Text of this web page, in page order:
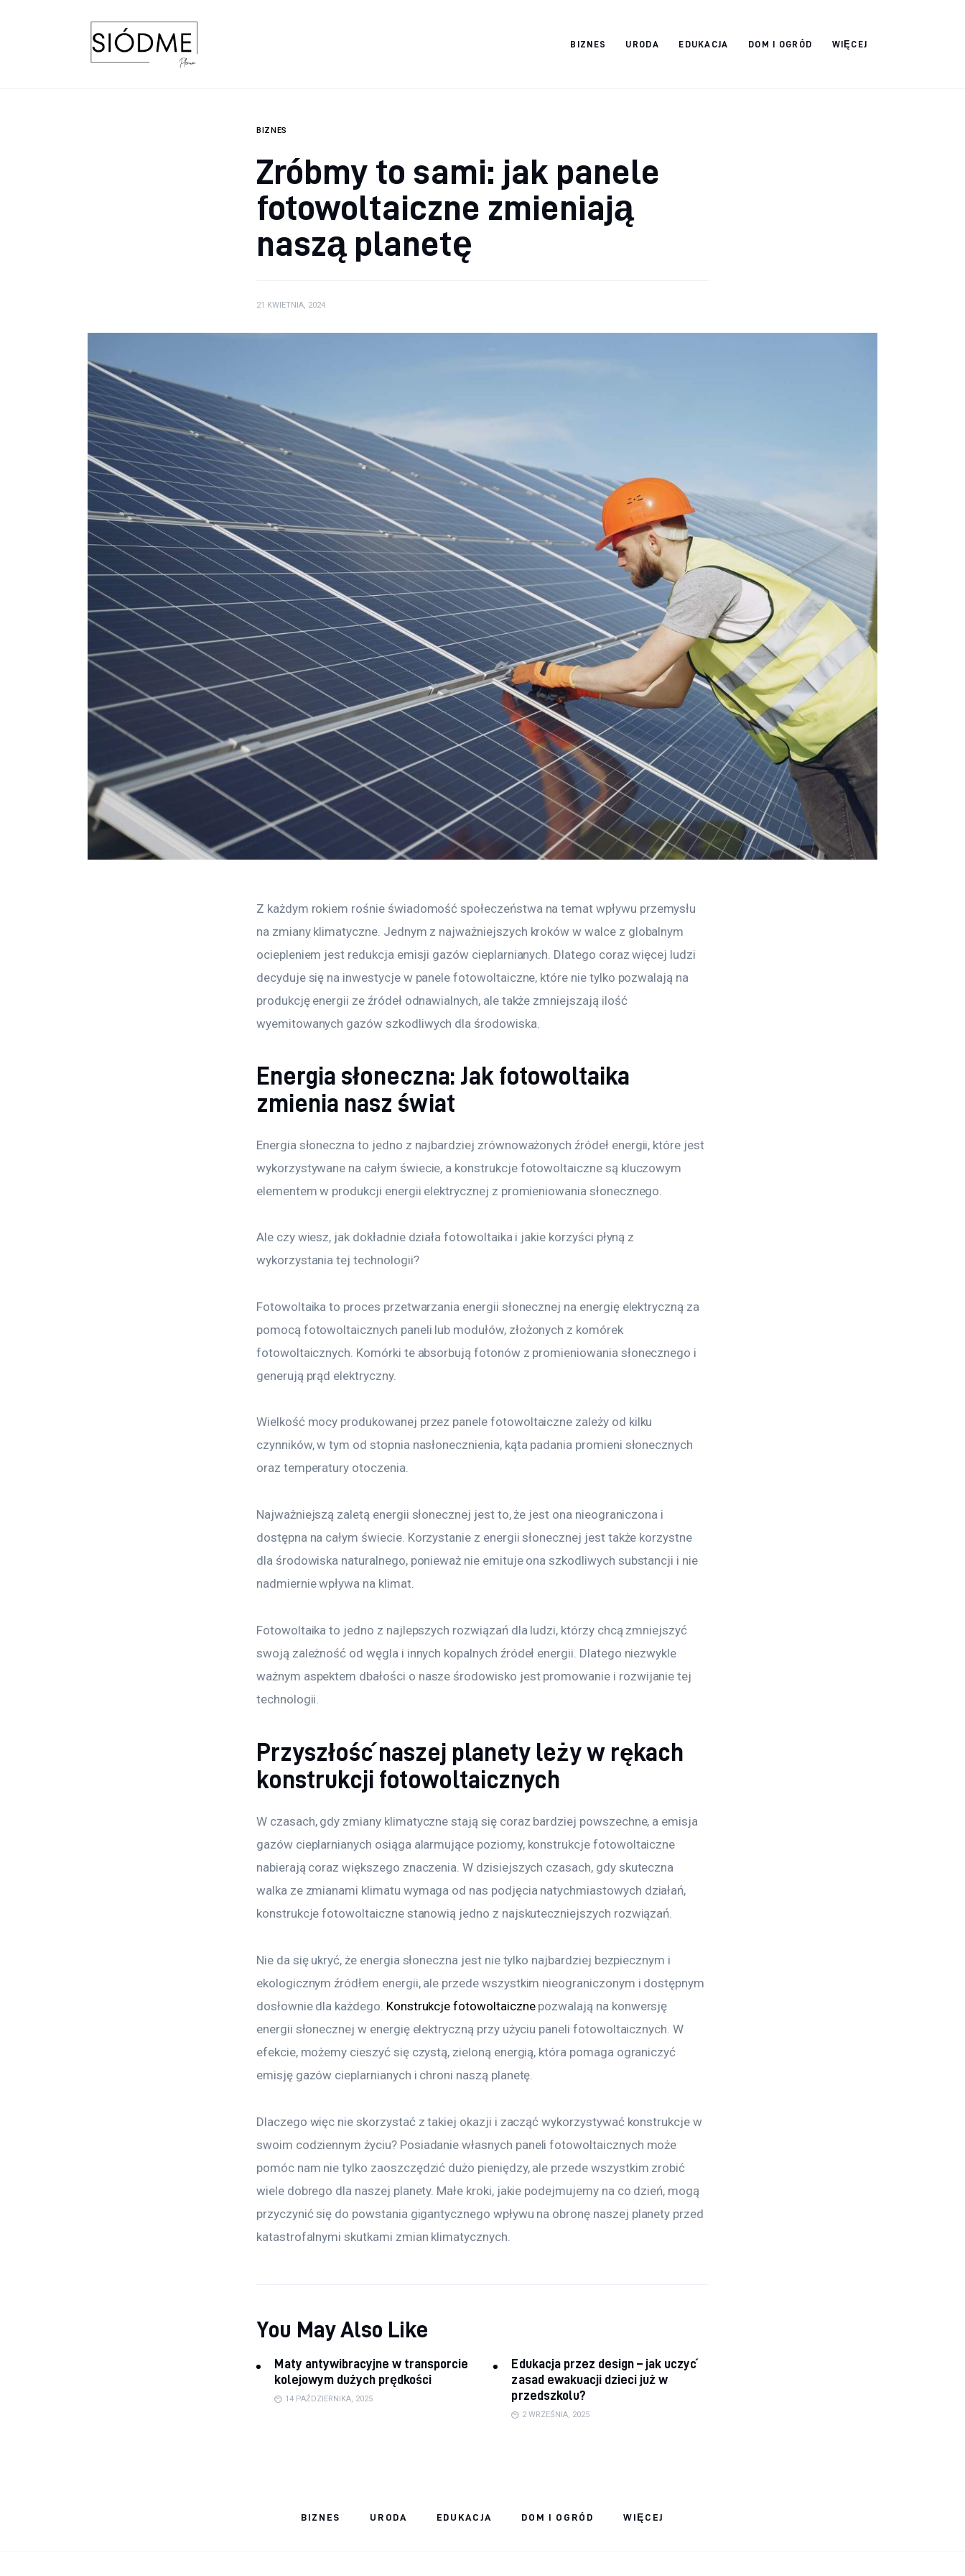
BIZNES URODA EDUKACJA DOM I OGRÓD WIĘCEJ
BIZNES
Zróbmy to sami: jak panele
fotowoltaiczne zmieniają
naszą planetę
21 KWIETNIA, 2024
Z każdym rokiem rośnie świadomość społeczeństwa na temat wpływu przemysłu
na zmiany klimatyczne. Jednym z najważniejszych kroków w walce z globalnym
ociepleniem jest redukcja emisji gazów cieplarnianych. Dlatego coraz więcej ludzi
decyduje się na inwestycje w panele fotowoltaiczne, które nie tylko pozwalają na
produkcję energii ze źródeł odnawialnych, ale także zmniejszają ilość
wyemitowanych gazów szkodliwych dla środowiska.
Energia słoneczna: Jak fotowoltaika
zmienia nasz świat
Energia słoneczna to jedno z najbardziej zrównoważonych źródeł energii, które jest
wykorzystywane na całym świecie, a konstrukcje fotowoltaiczne są kluczowym
elementem w produkcji energii elektrycznej z promieniowania słonecznego.
Ale czy wiesz, jak dokładnie działa fotowoltaika i jakie korzyści płyną z
wykorzystania tej technologii?
Fotowoltaika to proces przetwarzania energii słonecznej na energię elektryczną za
pomocą fotowoltaicznych paneli lub modułów, złożonych z komórek
fotowoltaicznych. Komórki te absorbują fotonów z promieniowania słonecznego i
generują prąd elektryczny.
Wielkość mocy produkowanej przez panele fotowoltaiczne zależy od kilku
czynników, w tym od stopnia nasłonecznienia, kąta padania promieni słonecznych
oraz temperatury otoczenia.
Najważniejszą zaletą energii słonecznej jest to, że jest ona nieograniczona i
dostępna na całym świecie. Korzystanie z energii słonecznej jest także korzystne
dla środowiska naturalnego, ponieważ nie emituje ona szkodliwych substancji i nie
nadmiernie wpływa na klimat.
Fotowoltaika to jedno z najlepszych rozwiązań dla ludzi, którzy chcą zmniejszyć
swoją zależność od węgla i innych kopalnych źródeł energii. Dlatego niezwykle
ważnym aspektem dbałości o nasze środowisko jest promowanie i rozwijanie tej
technologii.
Przyszłość naszej planety leży w rękach
konstrukcji fotowoltaicznych
W czasach, gdy zmiany klimatyczne stają się coraz bardziej powszechne, a emisja
gazów cieplarnianych osiąga alarmujące poziomy, konstrukcje fotowoltaiczne
nabierają coraz większego znaczenia. W dzisiejszych czasach, gdy skuteczna
walka ze zmianami klimatu wymaga od nas podjęcia natychmiastowych działań,
konstrukcje fotowoltaiczne stanowią jedno z najskuteczniejszych rozwiązań.
Nie da się ukryć, że energia słoneczna jest nie tylko najbardziej bezpiecznym i
ekologicznym źródłem energii, ale przede wszystkim nieograniczonym i dostępnym
dosłownie dla każdego. Konstrukcje fotowoltaiczne pozwalają na konwersję
energii słonecznej w energię elektryczną przy użyciu paneli fotowoltaicznych. W
efekcie, możemy cieszyć się czystą, zieloną energią, która pomaga ograniczyć
emisję gazów cieplarnianych i chroni naszą planetę.
Dlaczego więc nie skorzystać z takiej okazji i zacząć wykorzystywać konstrukcje w
swoim codziennym życiu? Posiadanie własnych paneli fotowoltaicznych może
pomóc nam nie tylko zaoszczędzić dużo pieniędzy, ale przede wszystkim zrobić
wiele dobrego dla naszej planety. Małe kroki, jakie podejmujemy na co dzień, mogą
przyczynić się do powstania gigantycznego wpływu na obronę naszej planety przed
katastrofalnymi skutkami zmian klimatycznych.
You May Also Like
Maty antywibracyjne w transporcie
kolejowym dużych prędkości
14 PAŹDZIERNIKA, 2025
Edukacja przez design – jak uczyć
zasad ewakuacji dzieci już w
przedszkolu?
2 WRZEŚNIA, 2025
BIZNES URODA EDUKACJA DOM I OGRÓD WIĘCEJ